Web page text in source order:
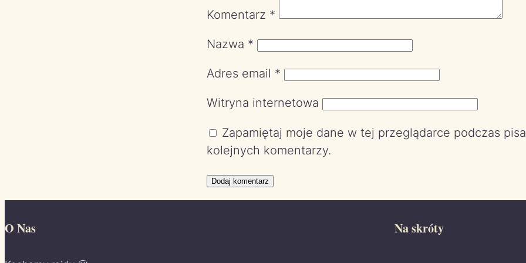
Komentarz *
Nazwa *
Adres email *
Witryna internetowa
Zapamiętaj moje dane w tej przeglądarce podczas
kolejnych komentarzy.
O Nas Na skróty